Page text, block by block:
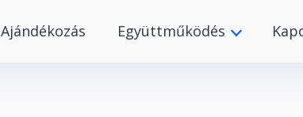
Ajándékozás Együttműködés